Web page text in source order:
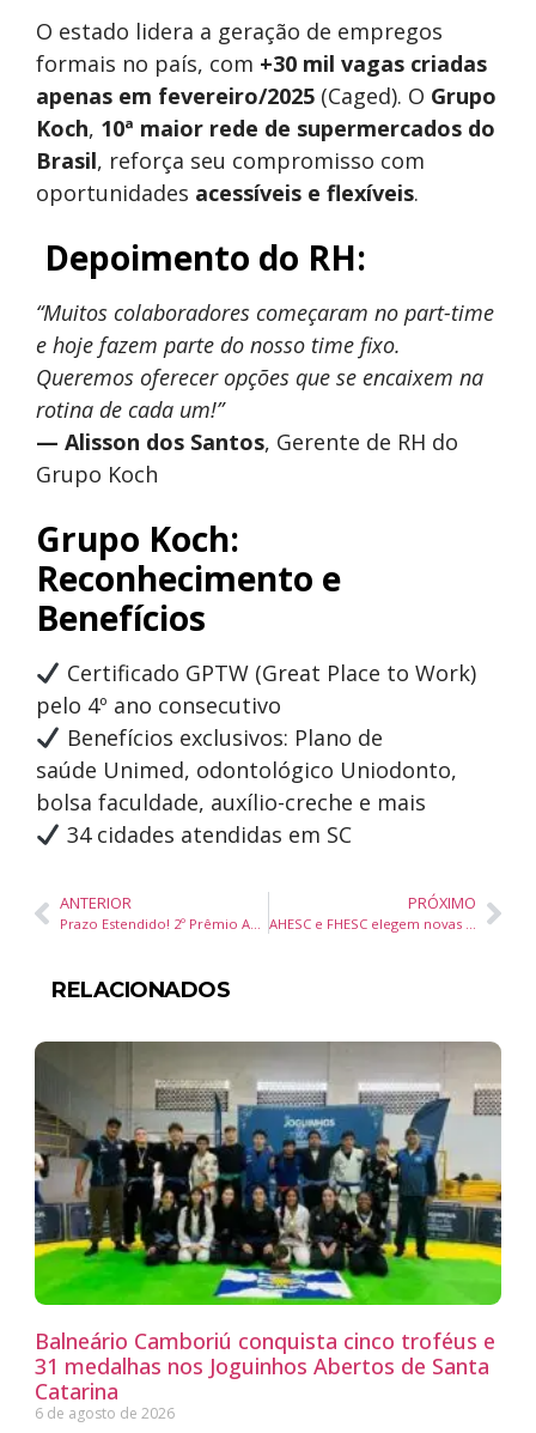
O estado lidera a geração de empregos
formais no país, com +30 mil vagas criadas
apenas em fevereiro/2025 (Caged). O Grupo
Koch, 10ª maior rede de supermercados do
Brasil, reforça seu compromisso com
oportunidades acessíveis e flexíveis.
️ Depoimento do RH:
“Muitos colaboradores começaram no part-time
e hoje fazem parte do nosso time fixo.
Queremos oferecer opções que se encaixem na
rotina de cada um!”
— Alisson dos Santos, Gerente de RH do
Grupo Koch
Grupo Koch:
Reconhecimento e
Benefícios
Certificado GPTW (Great Place to Work)
pelo 4º ano consecutivo
Benefícios exclusivos: Plano de
saúde Unimed, odontológico Uniodonto,
bolsa faculdade, auxílio-creche e mais
34 cidades atendidas em SC
ANTERIOR
Prazo Estendido! 2º Prêmio ACMP de Jornalismo tem inscrições até 5 de maio
PRÓXIMO
AHESC e FHESC elegem novas diretorias para o triênio 2025-2028
RELACIONADOS
Balneário Camboriú conquista cinco troféus e
31 medalhas nos Joguinhos Abertos de Santa
Catarina
6 de agosto de 2026